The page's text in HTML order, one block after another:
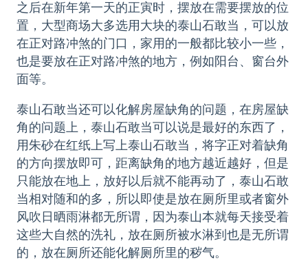
之后在新年第一天的正寅时，摆放在需要摆放的位
置，大型商场大多选用大块的泰山石敢当，可以放
在正对路冲煞的门口，家用的一般都比较小一些，
也是要放在正对路冲煞的地方，例如阳台、窗台外
面等。
泰山石敢当还可以化解房屋缺角的问题，在房屋缺
角的问题上，泰山石敢当可以说是最好的东西了，
用朱砂在红纸上写上泰山石敢当，将字正对着缺角
的方向摆放即可，距离缺角的地方越近越好，但是
只能放在地上，放好以后就不能再动了，泰山石敢
当相对随和的多，所以即使是放在厕所里或者窗外
风吹日晒雨淋都无所谓，因为泰山本就每天接受着
这些大自然的洗礼，放在厕所被水淋到也是无所谓
的，放在厕所还能化解厕所里的秽气。